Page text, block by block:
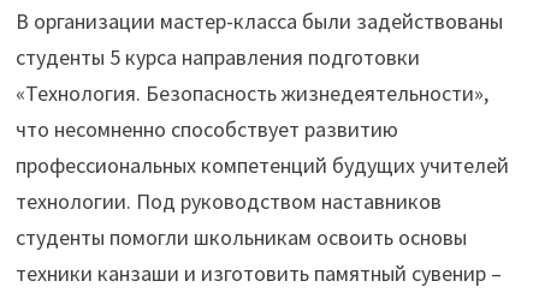
В организации мастер-класса были задействованы
студенты 5 курса направления подготовки
«Технология. Безопасность жизнедеятельности»,
что несомненно способствует развитию
профессиональных компетенций будущих учителей
технологии. Под руководством наставников
студенты помогли школьникам освоить основы
техники канзаши и изготовить памятный сувенир –